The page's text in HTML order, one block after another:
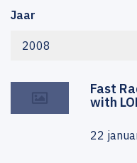
Jaar
2008
Fast
with
22